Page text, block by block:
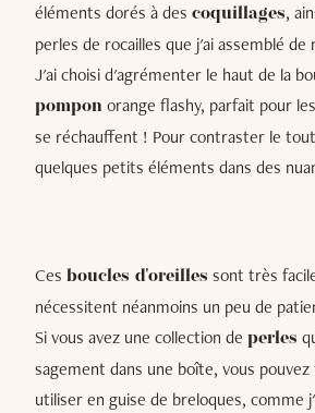
éléments dorés à des coquillages,
perles de rocailles que j'ai assemblé
J'ai choisi d'agrémenter le haut de la
pompon orange flashy, parfait pour
se réchauffent ! Pour contraster le
quelques petits éléments dans des
Ces boucles d'oreilles sont très
nécessitent néanmoins un peu de
Si vous avez une collection de perles
sagement dans une boîte, vous
utiliser en guise de breloques, comme